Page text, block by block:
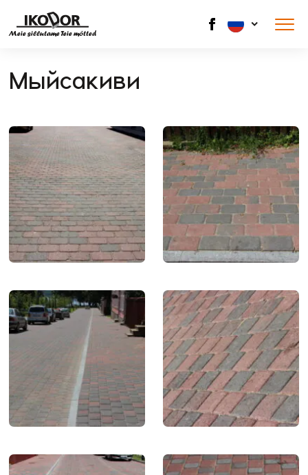
Meie sillutame Teie mõtted
Мыйсакиви